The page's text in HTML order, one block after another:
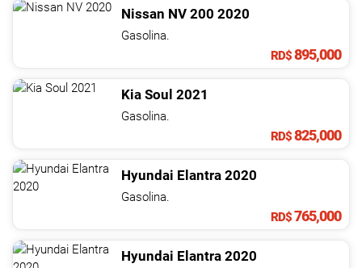
Nissan NV 200 2020
Gasolina.
RD$895,000
Kia Soul 2021
Gasolina.
RD$825,000
Hyundai Elantra 2020
Gasolina.
RD$765,000
Hyundai Elantra 2020